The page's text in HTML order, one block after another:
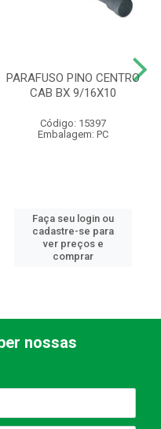
PARAFUSO PINO CENTRO
CAB BX 9/16X10
Código: 15397
Embalagem: PC
Faça seu login ou
cadastre-se para
ver preços e
comprar
nossas